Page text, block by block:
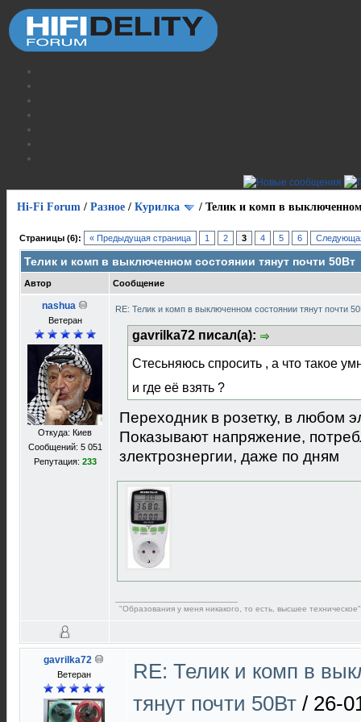
Hi-Fi Forum / Разное / Курилка / Телик и комп в
Страницы (6): « Предыдущая страница 1 2 3 4 5 6
Телик и комп в выключенном состоянии тянут почти 50Вт
Автор Сообщение
nashua
Ветеран
Откуда: Киев
Сообщений: 5 051
Репутация: 233
RE: Телик и комп в выключенном состоянии тянут почти
gavrilka72 писал(а):
Стесьняюсь спросить , а что такое
и где её взять ?
Переходник в розетку, в любом
Показывают напряжение,
злектрознергии, даже по дням
"Образования у меня никакого, то есть, высшее
gavrilka72
Ветеран
RE: Телик и комп в
тянут почти 50Вт / 26-